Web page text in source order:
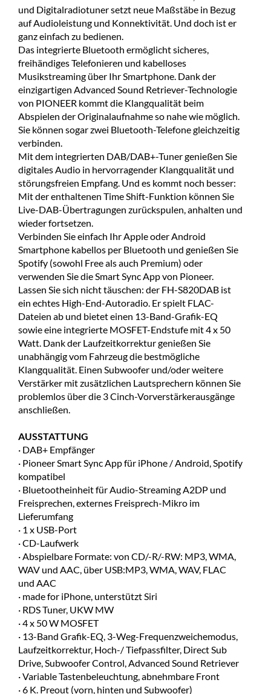
und Digitalradiotuner setzt neue Maßstäbe in Bezug
auf Audioleistung und Konnektivität. Und doch ist er
ganz einfach zu bedienen.
Das integrierte Bluetooth ermöglicht sicheres,
freihändiges Telefonieren und kabelloses
Musikstreaming über Ihr Smartphone. Dank der
einzigartigen Advanced Sound Retriever-Technologie
von PIONEER kommt die Klangqualität beim
Abspielen der Originalaufnahme so nahe wie möglich.
Sie können sogar zwei Bluetooth-Telefone gleichzeitig
verbinden.
Mit dem integrierten DAB/DAB+-Tuner genießen Sie
digitales Audio in hervorragender Klangqualität und
störungsfreien Empfang. Und es kommt noch besser:
Mit der enthaltenen Time Shift-Funktion können Sie
Live-DAB-Übertragungen zurückspulen, anhalten und
wieder fortsetzen.
Verbinden Sie einfach Ihr Apple oder Android
Smartphone kabellos per Bluetooth und genießen Sie
Spotify (sowohl Free als auch Premium) oder
verwenden Sie die Smart Sync App von Pioneer.
Lassen Sie sich nicht täuschen: der FH-S820DAB ist
ein echtes High-End-Autoradio. Er spielt FLAC-
Dateien ab und bietet einen 13-Band-Grafik-EQ
sowie eine integrierte MOSFET-Endstufe mit 4 x 50
Watt. Dank der Laufzeitkorrektur genießen Sie
unabhängig vom Fahrzeug die bestmögliche
Klangqualität. Einen Subwoofer und/oder weitere
Verstärker mit zusätzlichen Lautsprechern können Sie
problemlos über die 3 Cinch-Vorverstärkerausgänge
anschließen.
AUSSTATTUNG
· DAB+ Empfänger
· Pioneer Smart Sync App für iPhone / Android, Spotify
kompatibel
· Bluetootheinheit für Audio-Streaming A2DP und
Freisprechen, externes Freisprech-Mikro im
Lieferumfang
· 1 x USB-Port
· CD-Laufwerk
· Abspielbare Formate: von CD/-R/-RW: MP3, WMA,
WAV und AAC, über USB:MP3, WMA, WAV, FLAC
und AAC
· made for iPhone, unterstützt Siri
· RDS Tuner, UKW MW
· 4 x 50 W MOSFET
· 13-Band Grafik-EQ, 3-Weg-Frequenzweichemodus,
Laufzeitkorrektur, Hoch-/ Tiefpassfilter, Direct Sub
Drive, Subwoofer Control, Advanced Sound Retriever
· Variable Tastenbeleuchtung, abnehmbare Front
· 6 K. Preout (vorn, hinten und Subwoofer)